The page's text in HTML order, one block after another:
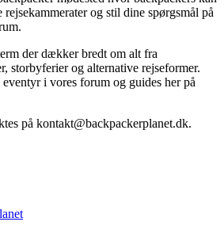
og stil dine spørgsmål på
der dækker bredt om alt fra
storbyferier og alternative rejseformer.
i vores forum og guides her på
på kontakt@backpackerplanet.dk.